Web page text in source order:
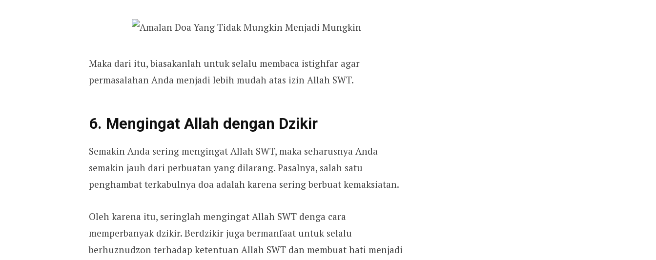
Maka dari itu, biasakanlah untuk selalu membaca istighfar agar
permasalahan Anda menjadi lebih mudah atas izin Allah SWT.
6. Mengingat Allah dengan Dzikir
Semakin Anda sering mengingat Allah SWT, maka seharusnya Anda
semakin jauh dari perbuatan yang dilarang. Pasalnya, salah satu
penghambat terkabulnya doa adalah karena sering berbuat kemaksiatan.
Oleh karena itu, seringlah mengingat Allah SWT denga cara
memperbanyak dzikir. Berdzikir juga bermanfaat untuk selalu
berhuznudzon terhadap ketentuan Allah SWT dan membuat hati menjadi